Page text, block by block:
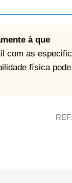
à que
com as
física